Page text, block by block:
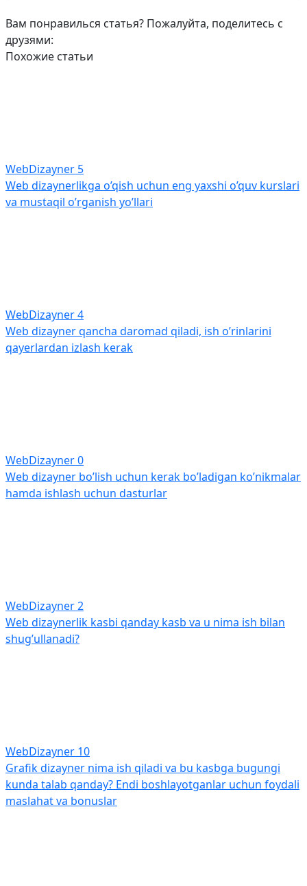
Вам понравилься статья? Пожалуйта, поделитесь с
друзями:
Похожие статьи
WebDizayner 5
Web dizaynerlikga o’qish uchun eng yaxshi o’quv kurslari
va mustaqil o’rganish yo’llari
WebDizayner4
Web dizayner qancha daromad qiladi, ish o’rinlarini
qayerlardan izlash kerak
WebDizayner0
Web dizayner bo’lish uchun kerak bo’ladigan ko’nikmalar
hamda ishlash uchun dasturlar
WebDizayner2
Web dizaynerlik kasbi qanday kasb va u nima ish bilan
shug’ullanadi?
WebDizayner 10
Grafik dizayner nima ish qiladi va bu kasbga bugungi
kunda talab qanday? Endi boshlayotganlar uchun foydali
maslahat va bonuslar